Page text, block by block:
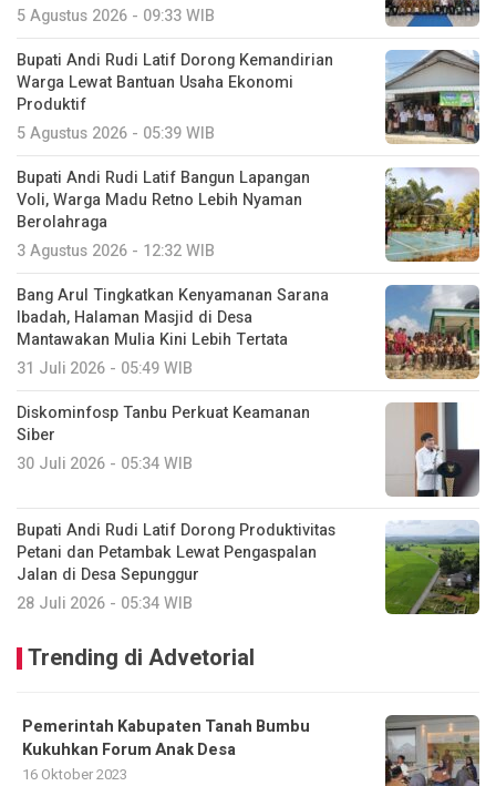
5 Agustus 2026 - 09:33 WIB
Bupati Andi Rudi Latif Dorong Kemandirian
Warga Lewat Bantuan Usaha Ekonomi
Produktif
5 Agustus 2026 - 05:39 WIB
Bupati Andi Rudi Latif Bangun Lapangan
Voli, Warga Madu Retno Lebih Nyaman
Berolahraga
3 Agustus 2026 - 12:32 WIB
Bang Arul Tingkatkan Kenyamanan Sarana
Ibadah, Halaman Masjid di Desa
Mantawakan Mulia Kini Lebih Tertata
31 Juli 2026 - 05:49 WIB
Diskominfosp Tanbu Perkuat Keamanan
Siber
30 Juli 2026 - 05:34 WIB
Bupati Andi Rudi Latif Dorong Produktivitas
Petani dan Petambak Lewat Pengaspalan
Jalan di Desa Sepunggur
28 Juli 2026 - 05:34 WIB
Trending di Advetorial
Pemerintah Kabupaten Tanah Bumbu
Kukuhkan Forum Anak Desa
16 Oktober 2023